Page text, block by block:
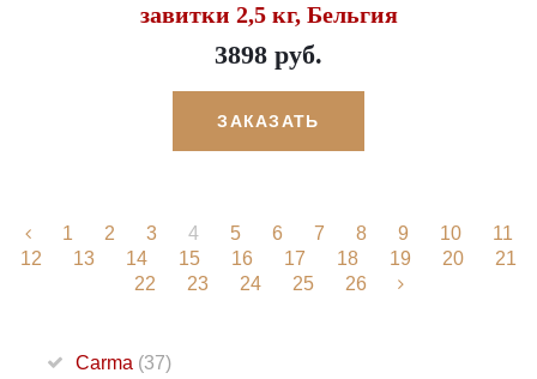
завитки 2,5 кг, Бельгия
3898 руб.
ЗАКАЗАТЬ
1 2 3 4 5 6 7 8 9 10
11
12
13 14 15 16 17 18 19 20
21
22
23 24 25 26
Carma (37)